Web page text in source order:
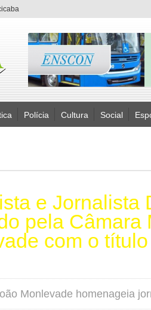
Polícia Cultura Social
e Jornalista
pela Câmara
com o
Monlevade homenageia